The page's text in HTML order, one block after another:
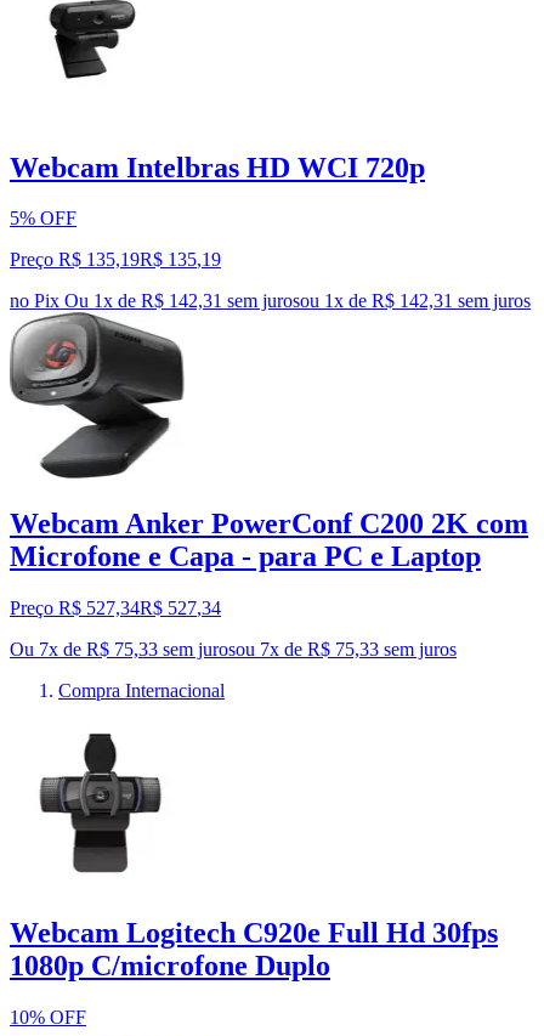
Webcam Intelbras HD WCI 720p
5% OFF
Preço R$ 135,19R$ 135,19
no Pix Ou 1x de R$ 142,31 sem jurosou 1x de R$ 142,31 sem juros
Webcam Anker PowerConf C200 2K com
Microfone e Capa - para PC e Laptop
Preço R$ 527,34R$ 527,34
Ou 7x de R$ 75,33 sem jurosou 7x de R$ 75,33 sem juros
Compra Internacional
Webcam Logitech C920e Full Hd 30fps
1080p C/microfone Duplo
10% OFF